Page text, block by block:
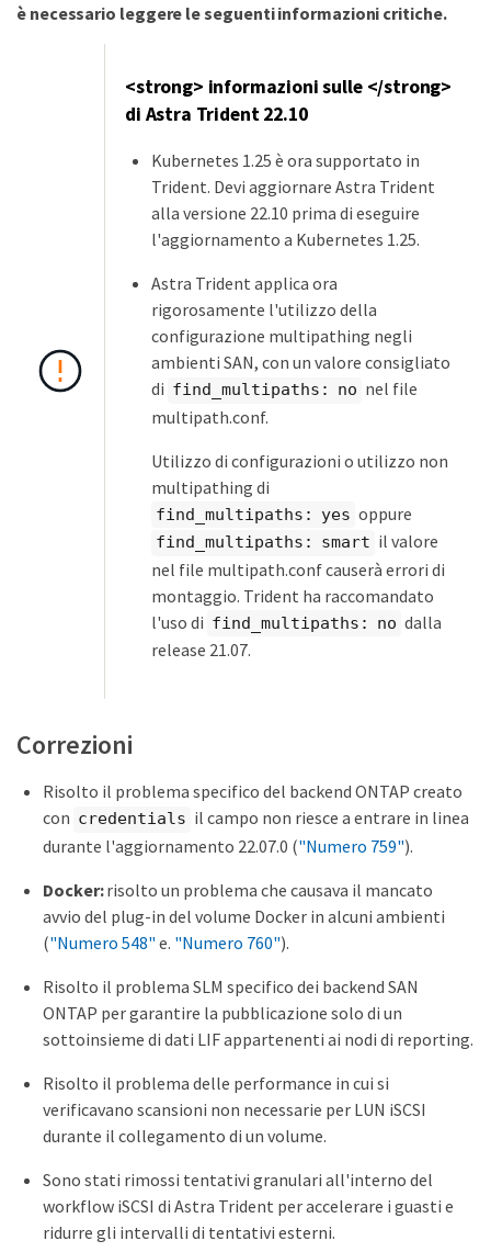
è necessario leggere le seguenti informazioni critiche.
<strong> informazioni sulle </strong>
di Astra Trident 22.10
Kubernetes 1.25 è ora supportato in
Trident. Devi aggiornare Astra Trident
alla versione 22.10 prima di eseguire
l'aggiornamento a Kubernetes 1.25.
Astra Trident applica ora
rigorosamente l'utilizzo della
configurazione multipathing negli
ambienti SAN, con un valore consigliato
di find_multipaths: no nel file
multipath.conf.
Utilizzo di configurazioni o utilizzo non
multipathing di
find_multipaths: yes oppure
find_multipaths: smart il valore
nel file multipath.conf causerà errori di
montaggio. Trident ha raccomandato
l'uso di find_multipaths: no dalla
release 21.07.
Correzioni
Risolto il problema specifico del backend ONTAP creato
con credentials il campo non riesce a entrare in linea
durante l'aggiornamento 22.07.0 ("Numero 759").
Docker:risolto un problema che causava il mancato
avvio del plug-in del volume Docker in alcuni ambienti
("Numero 548" e. "Numero 760").
Risolto il problema SLM specifico dei backend SAN
ONTAP per garantire la pubblicazione solo di un
sottoinsieme di dati LIF appartenenti ai nodi di reporting.
Risolto il problema delle performance in cui si
verificavano scansioni non necessarie per LUN iSCSI
durante il collegamento di un volume.
Sono stati rimossi tentativi granulari all'interno del
workflow iSCSI di Astra Trident per accelerare i guasti e
ridurre gli intervalli di tentativi esterni.